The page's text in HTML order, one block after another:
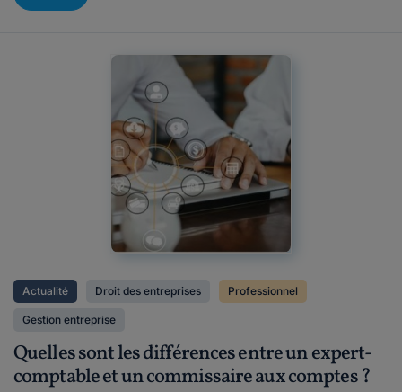
Actualité Droit des entreprises Professionnel
Gestion entreprise
Quelles sont les différences entre un expert-
comptable et un commissaire aux comptes ?